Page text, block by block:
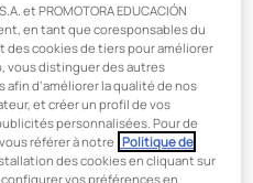
maîtrise des projets
de construction et de
propositions complètes, du
la durabilité, la
des professionnels en
prestigieux composé
et PROMOTORA EDUCACIÓN
en tant que coresponsables du
cookies de tiers pour améliorer
vous distinguer des autres
d’améliorer la qualité de nos
et créer un profil de vos
personnalisées. Pour de
référer à notre Politique de
des cookies en cliquant sur
vos préférences en